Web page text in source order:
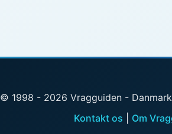
© 1998 - 2026 Vragguiden -
Kontakt os
Om